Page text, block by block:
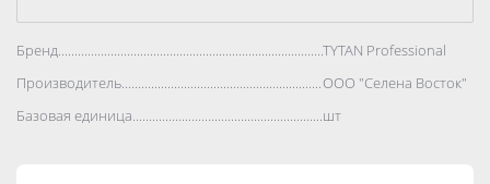
Бренд..................................................................................TYTAN Professional
Производитель..................................................................................ООО "Селена Восток"
Базовая единица..................................................................................
шт